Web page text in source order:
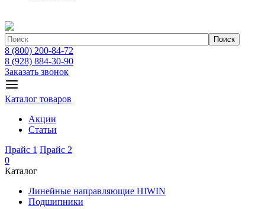
Поиск
8 (800) 200-84-72
8 (928) 884-30-90
Заказать звонок
Каталог товаров
Акции
Статьи
Прайс 1 Прайс 2
0
Каталог
Линейные направляющие HIWIN
Подшипники